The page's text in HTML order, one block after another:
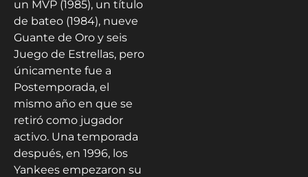
un MVP (1985), un título
de bateo (1984), nueve
Guante de Oro y seis
Juego de Estrellas, pero
únicamente fue a
Postemporada, el
mismo año en que se
retiró como jugador
activo. Una temporada
después, en 1996, los
Yankees empezaron su